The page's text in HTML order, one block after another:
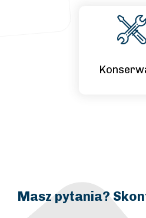
Masz pytania?